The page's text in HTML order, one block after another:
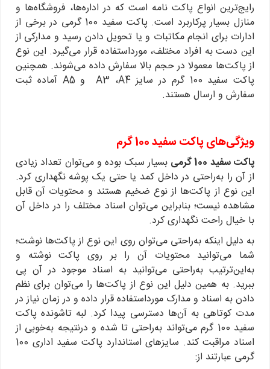
رایج‌ترین انواع پاکت نامه است که در اداره‌ها، فروشگاه‌ها و
منازل بسیار پرکاربرد است. پاکت سفید 100 گرمی در برخی از
ادارات برای انجام مکاتبات و یا تحویل دادن رسید و مدارکی از
این دست به افراد مختلف، مورداستفاده قرار می‌گیرد. این نوع
از پاکت‌ها معمولا در حجم بالا سفارش داده می‌شوند. همچنین
پاکت سفید 100 گرم در سایز A3 ،A4 و A5 آماده ثبت
سفارش و ارسال هستند.
ویژگی‌های پاکت سفید 100 گرم
پاکت سفید 100 گرمی
بسیار سبک بوده و می‌توان تعداد زیادی
از آن را به‌راحتی در داخل کمد یا حتی یک پوشه نگهداری کرد.
این نوع از پاکت‌ها از نوع ضخیم هستند و محتویات آن قابل
مشاهده نیست؛ بنابراین می‌توان اسناد مختلف را در داخل آن
با خیال راحت نگهداری کرد.
به دلیل اینکه به‌راحتی می‌توان روی این نوع از پاکت‌ها نوشت؛
شما می‌توانید محتویات آن را بر روی پاکت نوشته و
به‌این‌ترتیب به‌راحتی می‌توانید به اسناد موجود در آن پی
ببرید. به همین دلیل این نوع از پاکت‌ها را می‌توان برای نظم
دادن به اسناد و مدارک مورداستفاده قرار داده و در زمان نیاز در
مدت کوتاهی به آن‌ها دسترسی پیدا کرد. لبه تاشونده پاکت
سفید 100 گرم می‌تواند به‌راحتی تا شده و درنتیجه به‌خوبی از
اسناد مراقبت کند. سایزهای استاندارد پاکت سفید اداری 100
گرمی عبارتند از: